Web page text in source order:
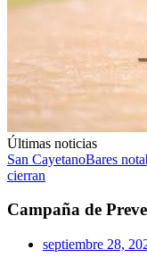
Últimas noticias
San CayetanoBares
cierran
Campaña de
septiembre 28,